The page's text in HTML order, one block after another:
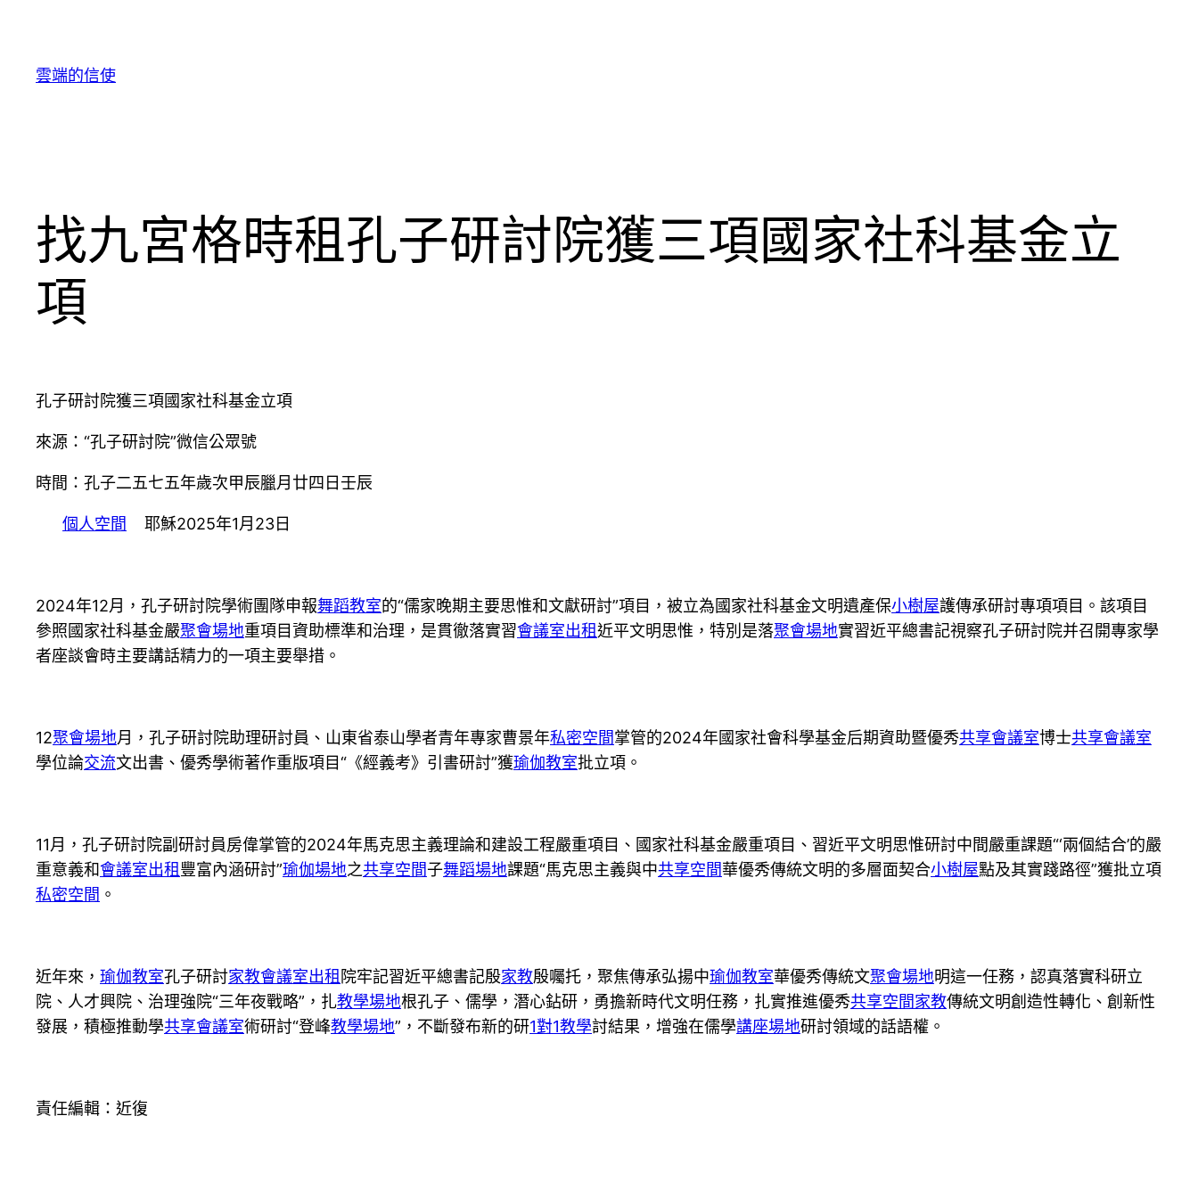
雲端的信使
找九宮格時租孔子研討院獲三項國家社科基金立
項
孔子研討院獲三項國家社科基金立項
來源：“孔子研討院”微信公眾號
時間：孔子二五七五年歲次甲辰臘月廿四日壬辰
個人空間 耶穌2025年1月23日
2024年12月，孔子研討院學術團隊申報舞蹈教室的“儒家晚期主要思惟和文獻研討”項目，被立為國家社科基金文明遺產保小樹屋護傳承研討專項項目。該項目
參照國家社科基金嚴聚會場地重項目資助標準和治理，是貫徹落實習會議室出租近平文明思惟，特別是落聚會場地實習近平總書記視察孔子研討院并召開專家學
者座談會時主要講話精力的一項主要舉措。
12聚會場地月，孔子研討院助理研討員、山東省泰山學者青年專家曹景年私密空間掌管的2024年國家社會科學基金后期資助暨優秀共享會議室博士共享會議室
學位論交流文出書、優秀學術著作重版項目“《經義考》引書研討”獲瑜伽教室批立項。
11月，孔子研討院副研討員房偉掌管的2024年馬克思主義理論和建設工程嚴重項目、國家社科基金嚴重項目、習近平文明思惟研討中間嚴重課題“‘兩個結合’的嚴
重意義和會議室出租豐富內涵研討”瑜伽場地之共享空間子舞蹈場地課題“馬克思主義與中共享空間華優秀傳統文明的多層面契合小樹屋點及其實踐路徑”獲批立項
私密空間 。
近年來， 瑜伽教室孔子研討家教會議室出租院牢記習近平總書記殷家教殷囑托，聚焦傳承弘揚中瑜伽教室華優秀傳統文聚會場地明這一任務，認真落實科研立
院、人才興院、治理強院“三年夜戰略”，扎教學場地根孔子、儒學，潛心鉆研，勇擔新時代文明任務，扎實推進優秀共享空間家教傳統文明創造性轉化、創新性
發展，積極推動學共享會議室術研討“登峰教學場地”，不斷發布新的研1對1教學討結果，增強在儒學講座場地研討領域的話語權。
責任編輯：近復